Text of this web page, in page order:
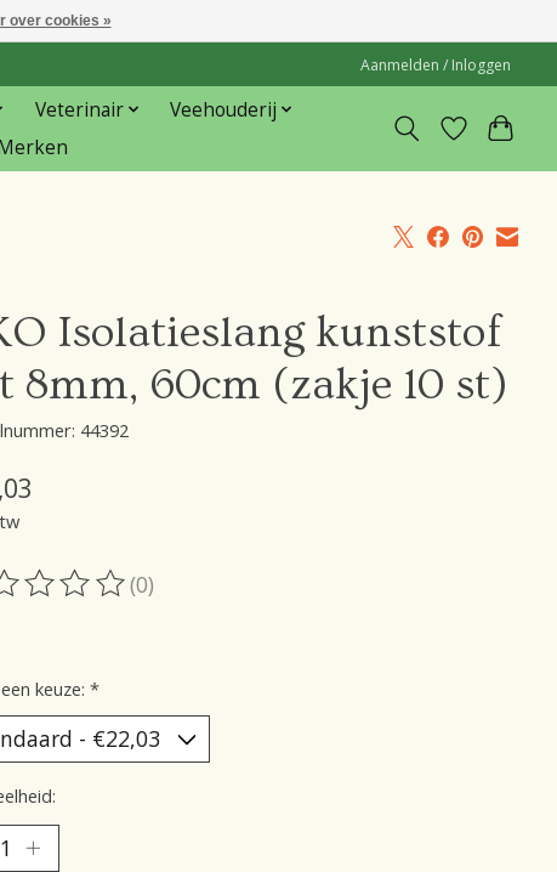
Aanmelden / Inloggen
Veterinair
Veehouderij
Isolatieslang kunststof
8mm, 60cm (zakje 10 st)
44392
van dit product is
(0)
keuze: *
over cookies »